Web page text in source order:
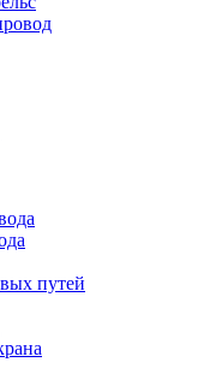
путей